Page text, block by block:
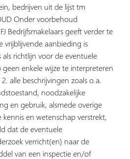
bedrijven uit de lijst tm
Onder voorbehoud
Bedrijfsmakelaars geeft verder te
vrijblijvende aanbieding is
richtlijn voor de eventuele
enkele wijze te interpreteren
alle beschrijvingen zoals o.a.
noodzakelijke
en gebruik, alsmede overige
kennis en wetenschap verstrekt,
dat de eventuele
verricht(en) naar de
van een inspectie en/of